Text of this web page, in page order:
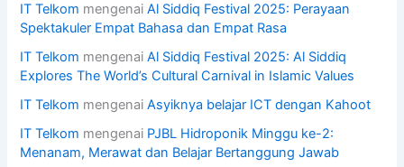
IT Telkom mengenaiAl Siddiq Festival 2025: Perayaan
Spektakuler Empat Bahasa dan Empat Rasa
IT Telkom mengenaiAl Siddiq Festival 2025: Al Siddiq
Explores The World’s Cultural Carnival in Islamic Values
IT Telkom mengenaiAsyiknya belajar ICT dengan Kahoot
IT Telkom mengenai PJBL Hidroponik Minggu ke-2:
Menanam, Merawat dan Belajar Bertanggung Jawab